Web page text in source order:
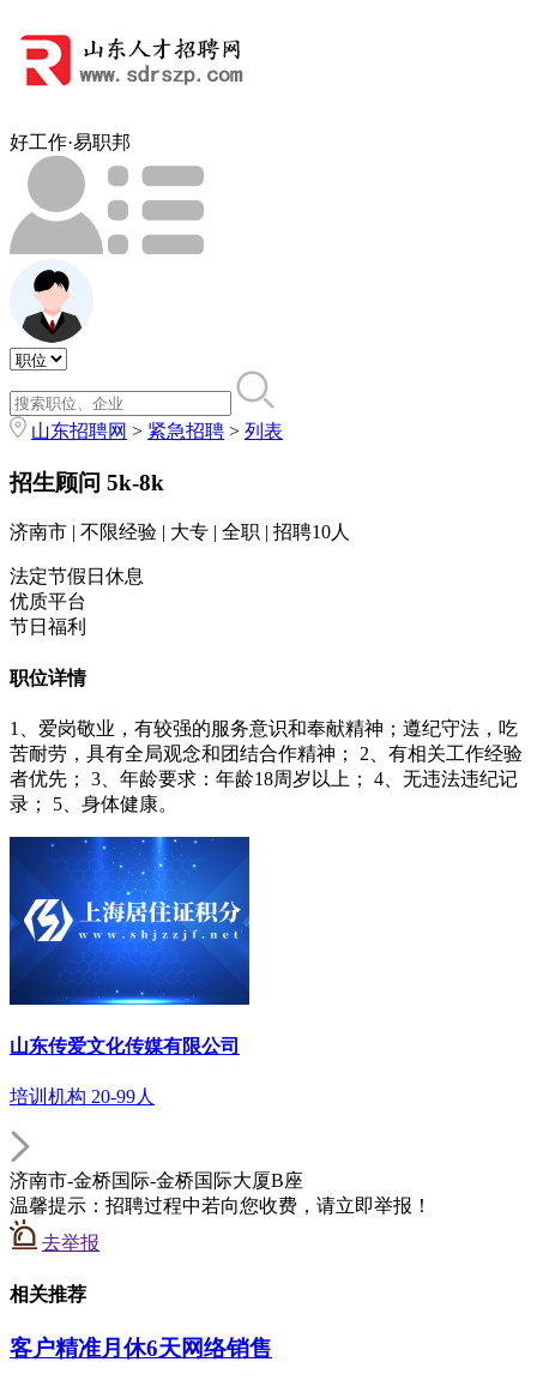
好工作·易职邦
山东招聘网 > 紧急招聘 > 列表
招生顾问 5k-8k
济南市 | 不限经验 | 大专 | 全职 | 招聘10人
法定节假日休息
优质平台
节日福利
职位详情
1、爱岗敬业，有较强的服务意识和奉献精神；遵纪守法，吃
苦耐劳，具有全局观念和团结合作精神； 2、有相关工作经验
者优先； 3、年龄要求：年龄18周岁以上； 4、无违法违纪记
录； 5、身体健康。
山东传爱文化传媒有限公司
培训机构 20-99人
济南市-金桥国际-金桥国际大厦B座
温馨提示：招聘过程中若向您收费，请立即举报！
去举报
相关推荐
客户精准月休6天网络销售